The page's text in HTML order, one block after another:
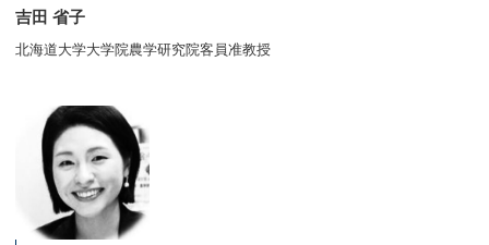
吉田 省子
北海道大学大学院農学研究院客員准教授